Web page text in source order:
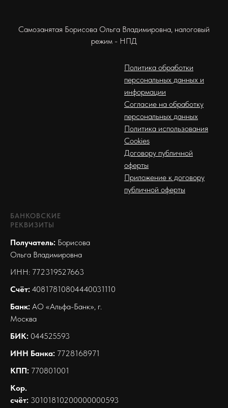
Самозанятая Борисова Ольга Владимировна, налоговый
режим - НПД
Политика обработки
персональных данных и
информации
Согласие на обработку
персональных данных
Политика использования
Cookies
Договору публичной
оферты
Приложение к договору
публичной оферты
БАНКОВСКИЕ
РЕКВИЗИТЫ
Получатель: Борисова
Ольга Владимировна
ИНН: 772319527663
Счёт: 40817810804440031110
Банк: АО «Альфа-Банк», г.
Москва
БИК: 044525593
ИНН Банка: 7728168971
КПП: 770801001
Кор.
счёт: 30101810200000000593